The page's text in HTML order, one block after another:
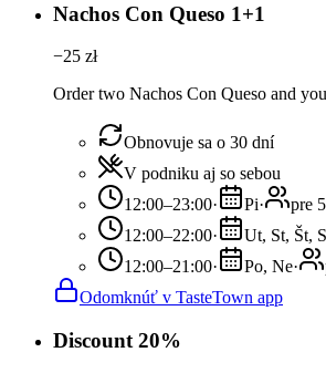
Nachos Con Queso 1+1
−25 zł
Order two Nachos Con Queso and
Obnovuje sa o 30 dní
V podniku aj so sebou
12:00–23:00· Pi·
pre
12:00–22:00· Ut, St, Št,
12:00–21:00· Po, Ne·
Odomknúť v TasteTown app
Discount 20%